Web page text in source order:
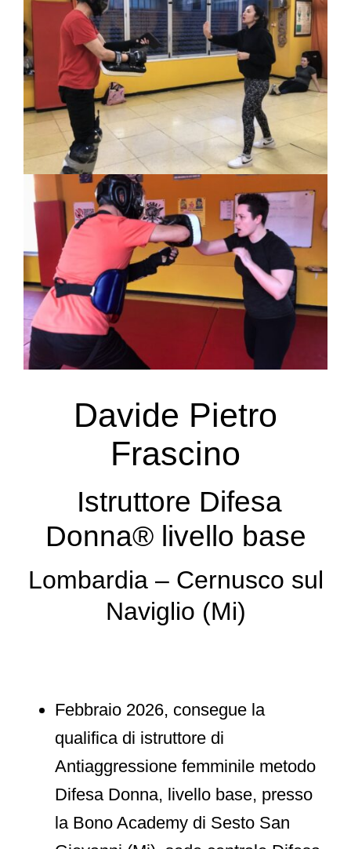
Davide Pietro
Frascino
Istruttore Difesa
Donna® livello base
Lombardia – Cernusco sul
Naviglio (Mi)
Febbraio 2026, consegue la
qualifica di istruttore di
Antiaggressione femminile metodo
Difesa Donna, livello base, presso
la Bono Academy di Sesto San